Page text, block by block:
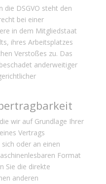
die DSGVO steht den
bei einer
in dem Mitgliedstaat
ihres Arbeitsplatzes
Verstoßes zu. Das
anderweitiger
wir auf Grundlage Ihrer
Vertrags
oder an einen
Format
Sie die direkte
anderen